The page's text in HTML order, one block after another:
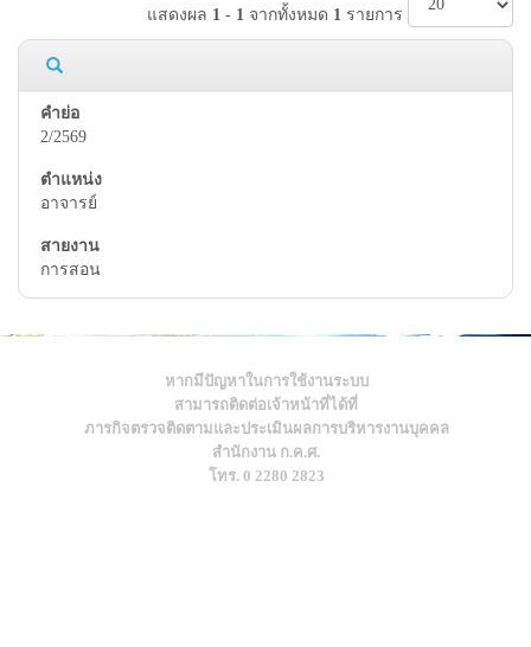
แสดงผล 1 - 1 จากทั้งหมด 1 รายการ
2/2569
อาจารย์
การสอน
หากมีปัญหาในการใช้งานระบบ
สามารถติดต่อเจ้าหน้าที่ได้ที่
ภารกิจตรวจติดตามและประเมินผลการบริหารงานบุคคล
สำนักงาน ก.ค.ศ.
โทร. 0 2280 2823